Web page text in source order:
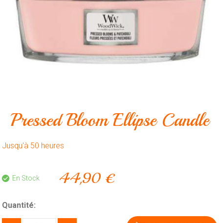
Animalerie
Outillage
Produits
ménagers
Pressed Bloom Ellipse Candle
Jusqu'à 50 heures
En Stock 44,90 €
Quantité: